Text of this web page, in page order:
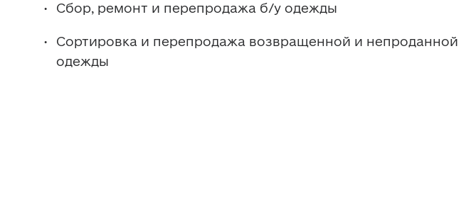
Сбор, ремонт и перепродажа б/у одежды
Сортировка и перепродажа возвращенной и непроданной
одежды